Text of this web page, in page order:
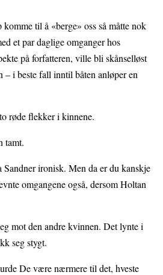
til å «berge» oss så måtte nok
et par daglige omganger hos
på forfatteren, ville bli skånselløst
– i beste fall inntil båten anløper en
røde flekker i kinnene.
tamt.
ironisk. Men da er du kanskje
omgangene også, dersom Holtan
mot den andre kvinnen. Det lynte i
seg stygt.
De være nærmere til det, hveste